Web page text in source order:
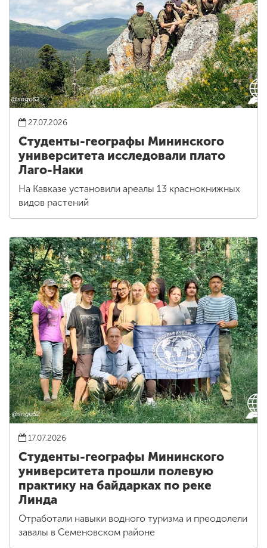
27.07.2026
Студенты-географы Мининского
университета исследовали плато
Лаго-Наки
На Кавказе установили ареалы 13 краснокнижных
видов растений
17.07.2026
Студенты-географы Мининского
университета прошли полевую
практику на байдарках по реке
Линда
Отработали навыки водного туризма и преодолели
завалы в Семеновском районе